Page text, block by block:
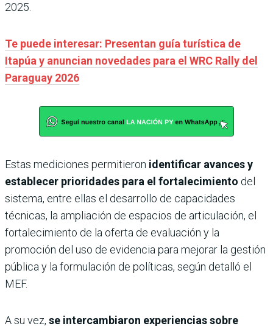
2025.
Te puede interesar: Presentan guía turística de
Itapúa y anuncian novedades para el WRC Rally del
Paraguay 2026
Estas mediciones permitieron identificar avances y
establecer prioridades para el fortalecimiento del
sistema, entre ellas el desarrollo de capacidades
técnicas, la ampliación de espacios de articulación, el
fortalecimiento de la oferta de evaluación y la
promoción del uso de evidencia para mejorar la gestión
pública y la formulación de políticas, según detalló el
MEF.
A su vez, se intercambiaron experiencias sobre